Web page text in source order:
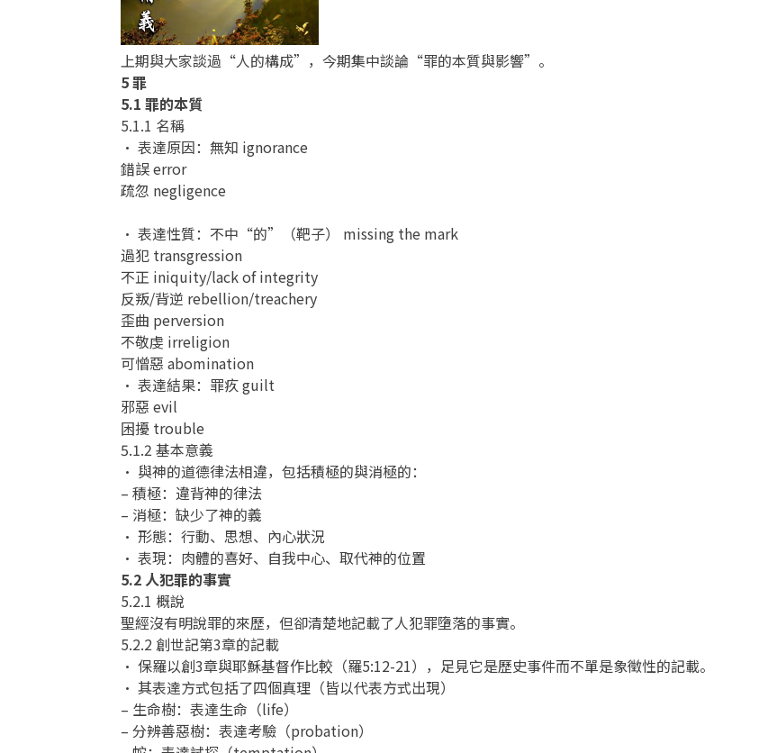
上期與大家談過“人的構成”，今期集中談論“罪的本質與影響”。
5 罪
5.1 罪的本質
5.1.1 名稱
• 表達原因：無知 ignorance
錯誤 error
疏忽 negligence
• 表達性質：不中“的”（靶子） missing the mark
過犯 transgression
不正 iniquity/lack of integrity
反叛/背逆 rebellion/treachery
歪曲 perversion
不敬虔 irreligion
可憎惡 abomination
• 表達結果：罪疚 guilt
邪惡 evil
困擾 trouble
5.1.2 基本意義
• 與神的道德律法相違，包括積極的與消極的：
– 積極：違背神的律法
– 消極：缺少了神的義
• 形態：行動、思想、內心狀況
• 表現：肉體的喜好、自我中心、取代神的位置
5.2 人犯罪的事實
5.2.1 概說
聖經沒有明說罪的來歷，但卻清楚地記載了人犯罪墮落的事實。
5.2.2 創世記第3章的記載
• 保羅以創3章與耶穌基督作比較（羅5:12-21），足見它是歷史事件而不單是象徵性的記載。
• 其表達方式包括了四個真理（皆以代表方式出現）
– 生命樹：表達生命（life）
– 分辨善惡樹：表達考驗（probation）